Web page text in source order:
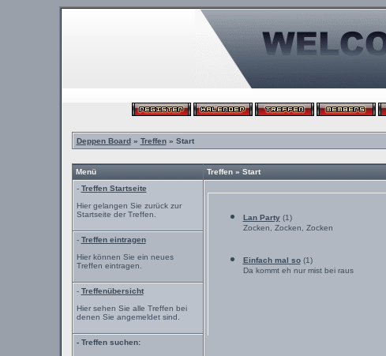
Deppen Board» Treffen» Start
Menü
Treffen » Start
- Treffen Startseite
Hier gelangen Sie zurück zur
Startseite der Treffen.
Lan Party(1)
Zocken, Zocken, Zocken
Einfach mal so(1)
Da kommt eh nur mist bei raus
- Treffen eintragen
Hier können Sie ein neues
Treffen eintragen.
- Treffenübersicht
Hier sehen Sie alle Treffen bei
denen Sie angemeldet sind.
- Treffen suchen: